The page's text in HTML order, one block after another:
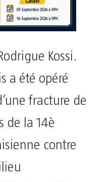
Kossi.
a été opéré
fracture de
de la 14è
contre